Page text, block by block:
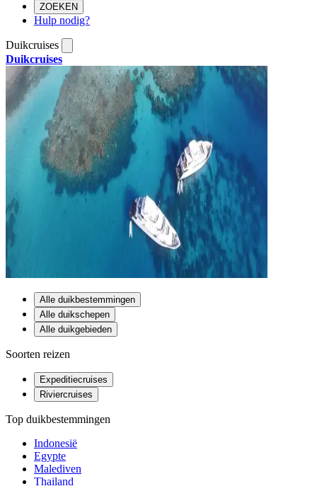
ZOEKEN
Hulp nodig?
Duikcruises
Duikcruises
Alle duikbestemmingen
Alle duikschepen
Alle duikgebieden
Soorten reizen
Expeditiecruises
Riviercruises
Top duikbestemmingen
Indonesië
Egypte
Malediven
Thailand